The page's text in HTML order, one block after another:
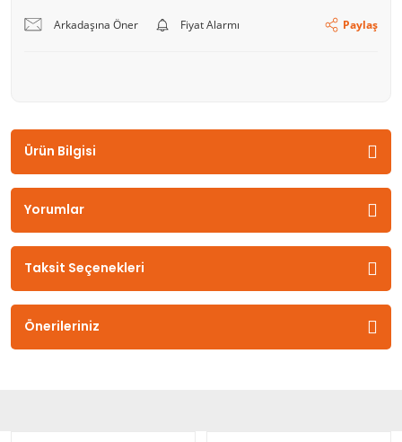
Arkadaşına Öner Fiyat Alarmı Paylaş
Ürün Bilgisi
Yorumlar
Taksit Seçenekleri
Önerileriniz